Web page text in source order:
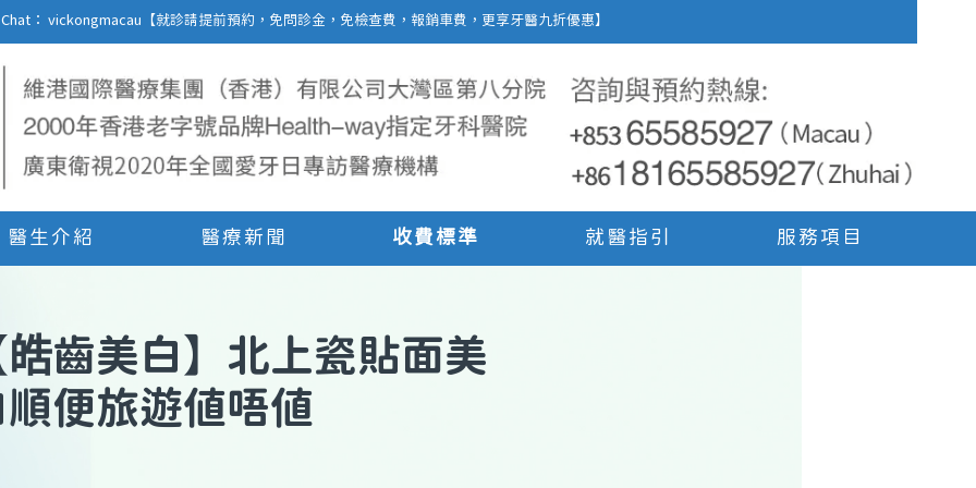
： vickongmacau【就診請提前預約，免問診金，免檢查費，報銷車費，更享牙醫九折優惠】
醫生介紹 醫療新聞 收費標準 就醫指引 服務項目
皓齒美白】 北上瓷貼面美
便旅遊值唔值